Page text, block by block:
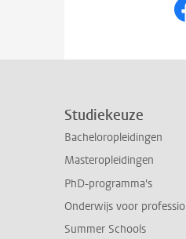
Studiekeuze
Bacheloropleidingen
Masteropleidingen
PhD-programma's
Onderwijs voor
Summer Schools